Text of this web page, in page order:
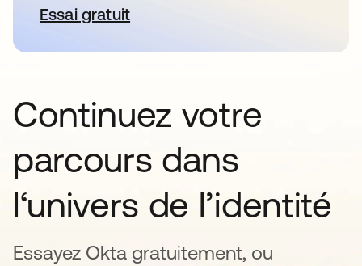
Essai gratuits’ouvre dans un nouvel onglet
Continuez votre
parcours dans
l‘univers de l’identité
Essayez Okta gratuitement, ou